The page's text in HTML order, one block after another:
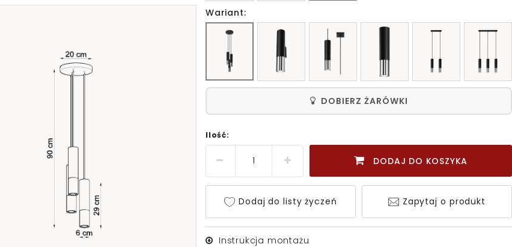
Wariant:
DOBIERZ ŻARÓWKI
Ilość:
DODAJ DO KOSZYKA
Dodaj do listy życzeń Zapytaj o produkt
Instrukcja montażu